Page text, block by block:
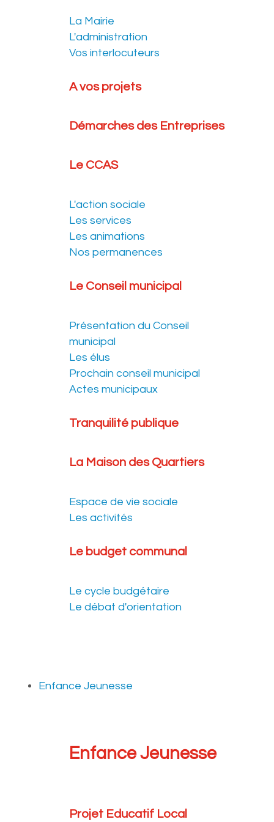
La Mairie
L'administration
Vos interlocuteurs
A vos projets
Démarches des Entreprises
Le CCAS
L'action sociale
Les services
Les animations
Nos permanences
Le Conseil municipal
Présentation du Conseil
municipal
Les élus
Prochain conseil municipal
Actes municipaux
Tranquilité publique
La Maison des Quartiers
Espace de vie sociale
Les activités
Le budget communal
Le cycle budgétaire
Le débat d'orientation
Enfance Jeunesse
Enfance Jeunesse
Projet Educatif Local